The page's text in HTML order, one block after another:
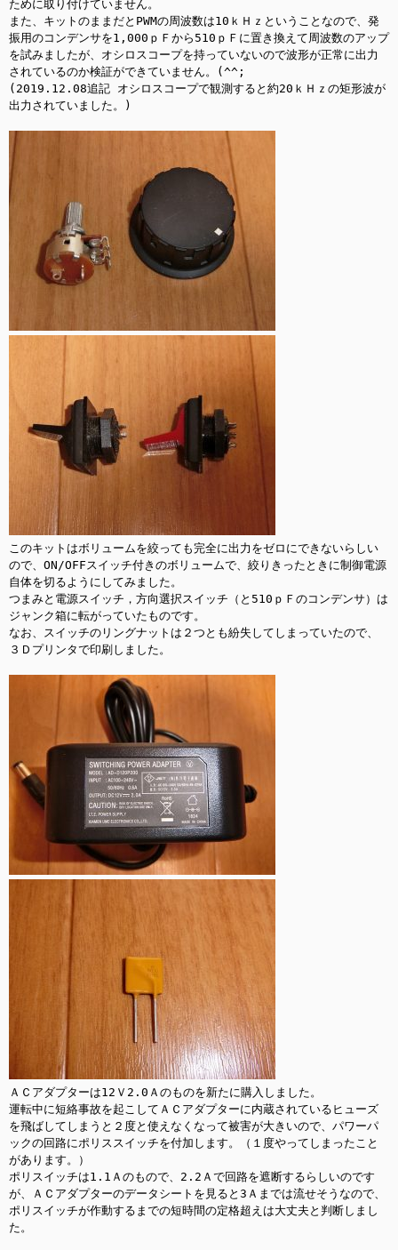
ために取り付けていません。
また、キットのままだとPWMの周波数は10ｋＨｚということなので、発
振用のコンデンサを1,000ｐＦから510ｐＦに置き換えて周波数のアップ
を試みましたが、オシロスコープを持っていないので波形が正常に出力
されているのか検証ができていません。(^^;
(2019.12.08追記 オシロスコープで観測すると約20ｋＨｚの矩形波が
出力されていました。)
このキットはボリュームを絞っても完全に出力をゼロにできないらしい
ので、ON/OFFスイッチ付きのボリュームで、絞りきったときに制御電源
自体を切るようにしてみました。
つまみと電源スイッチ，方向選択スイッチ（と510ｐＦのコンデンサ）は
ジャンク箱に転がっていたものです。
なお、スイッチのリングナットは２つとも紛失してしまっていたので、
３Ｄプリンタで印刷しました。
ＡＣアダプターは12Ｖ2.0Ａのものを新たに購入しました。
運転中に短絡事故を起こしてＡＣアダプターに内蔵されているヒューズ
を飛ばしてしまうと２度と使えなくなって被害が大きいので、パワーパ
ックの回路にポリススイッチを付加します。（１度やってしまったこと
があります。）
ポリスイッチは1.1Ａのもので、2.2Ａで回路を遮断するらしいのです
が、ＡＣアダプターのデータシートを見ると3Ａまでは流せそうなので、
ポリスイッチが作動するまでの短時間の定格超えは大丈夫と判断しまし
た。